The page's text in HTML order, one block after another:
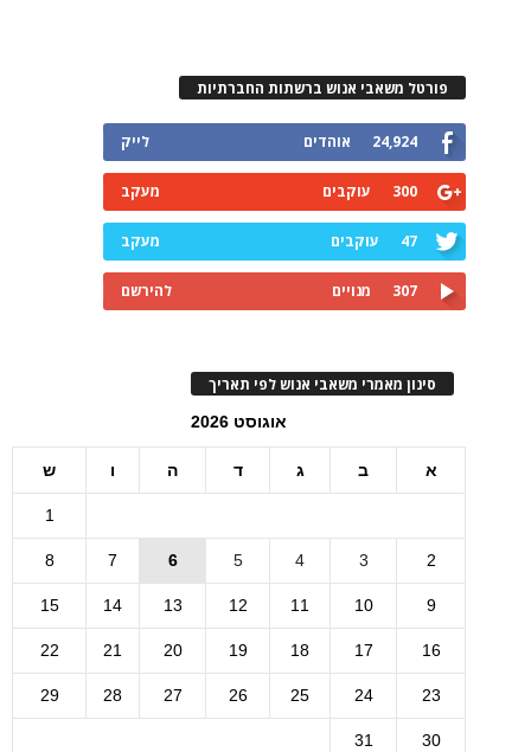
פורטל משאבי אנוש ברשתות החברתיות
24,924 אוהדים לייק
300 עוקבים מעקב
47 עוקבים מעקב
307 מנויים להירשם
סינון מאמרי משאבי אנוש לפי תאריך
אוגוסט 2026
א ב ג ד ה ו ש
1
2
3
4
5
6
7
8
9
10
11
12
13
14
15
16
17
18
19
20
21
22
23
24
25
26
27
28
29
30
31